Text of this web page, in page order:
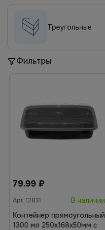
Треугольные
Фильтры
79.99 ₽
Арт. 12831
В наличии
Контейнер прямоугольный
1300 мл 250х168х50мм с